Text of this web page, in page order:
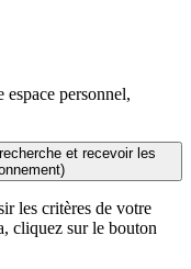
personnel,
et recevoir les
les critères de votre
cliquez sur le bouton